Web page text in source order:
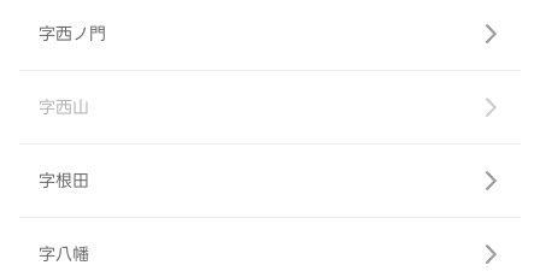
字西ノ門
字西山
字根田
字八幡